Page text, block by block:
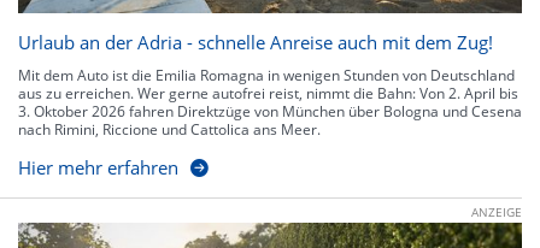
Urlaub an der Adria - schnelle Anreise auch mit dem Zug!
Mit dem Auto ist die Emilia Romagna in wenigen Stunden von Deutschland
aus zu erreichen. Wer gerne autofrei reist, nimmt die Bahn: Von 2. April bis
3. Oktober 2026 fahren Direktzüge von München über Bologna und Cesena
nach Rimini, Riccione und Cattolica ans Meer.
Hier mehr erfahren
ANZEIGE